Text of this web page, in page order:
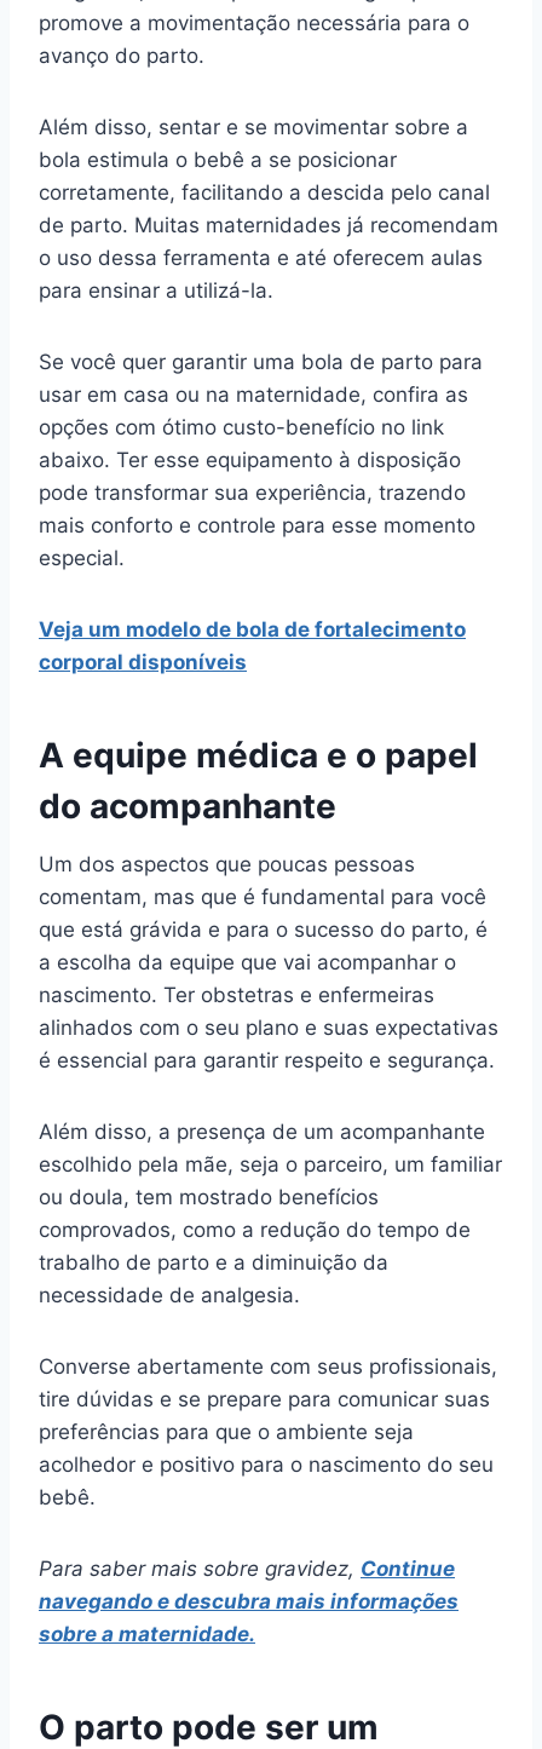
promove a movimentação necessária para o
avanço do parto.
Além disso, sentar e se movimentar sobre a
bola estimula o bebê a se posicionar
corretamente, facilitando a descida pelo canal
de parto. Muitas maternidades já recomendam
o uso dessa ferramenta e até oferecem aulas
para ensinar a utilizá-la.
Se você quer garantir uma bola de parto para
usar em casa ou na maternidade, confira as
opções com ótimo custo-benefício no link
abaixo. Ter esse equipamento à disposição
pode transformar sua experiência, trazendo
mais conforto e controle para esse momento
especial.
Veja um modelo de bola de fortalecimento
corporal disponíveis
A equipe médica e o papel
do acompanhante
Um dos aspectos que poucas pessoas
comentam, mas que é fundamental para você
que está grávida e para o sucesso do parto, é
a escolha da equipe que vai acompanhar o
nascimento. Ter obstetras e enfermeiras
alinhados com o seu plano e suas expectativas
é essencial para garantir respeito e segurança.
Além disso, a presença de um acompanhante
escolhido pela mãe, seja o parceiro, um familiar
ou doula, tem mostrado benefícios
comprovados, como a redução do tempo de
trabalho de parto e a diminuição da
necessidade de analgesia.
Converse abertamente com seus profissionais,
tire dúvidas e se prepare para comunicar suas
preferências para que o ambiente seja
acolhedor e positivo para o nascimento do seu
bebê.
Para saber mais sobre gravidez, Continue
navegando e descubra mais informações
sobre a maternidade.
O parto pode ser um